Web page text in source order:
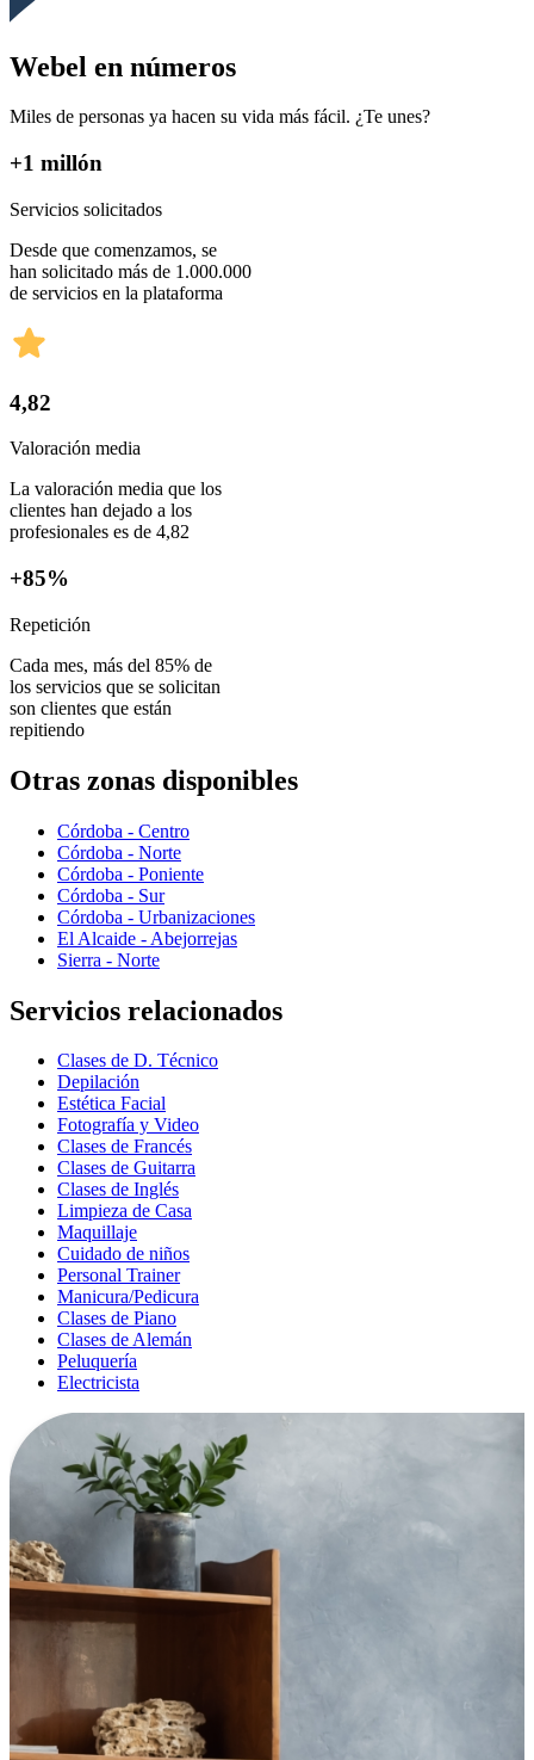
Webel en números
Miles de personas ya hacen su vida más fácil. ¿Te unes?
+1 millón
Servicios solicitados
Desde que comenzamos, se
han solicitado más de 1.000.000
de servicios en la plataforma
4,82
Valoración media
La valoración media que los
clientes han dejado a los
profesionales es de 4,82
+85%
Repetición
Cada mes, más del 85% de
los servicios que se solicitan
son clientes que están
repitiendo
Otras zonas disponibles
Córdoba - Centro
Córdoba - Norte
Córdoba - Poniente
Córdoba - Sur
Córdoba - Urbanizaciones
El Alcaide - Abejorrejas
Sierra - Norte
Servicios relacionados
Clases de D. Técnico
Depilación
Estética Facial
Fotografía y Video
Clases de Francés
Clases de Guitarra
Clases de Inglés
Limpieza de Casa
Maquillaje
Cuidado de niños
Personal Trainer
Manicura/Pedicura
Clases de Piano
Clases de Alemán
Peluquería
Electricista